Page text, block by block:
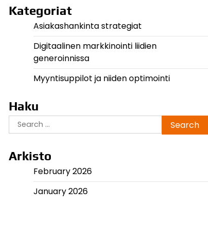
Kategoriat
Asiakashankinta strategiat
Digitaalinen markkinointi liidien
generoinnissa
Myyntisuppilot ja niiden optimointi
Haku
Search
for:
Arkisto
February 2026
January 2026